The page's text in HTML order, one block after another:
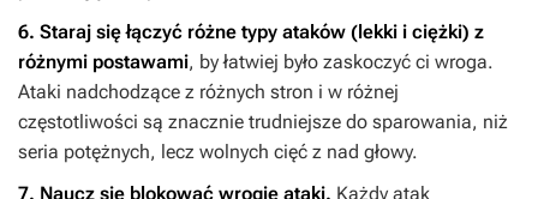
6. Staraj się łączyć różne typy ataków (lekki i ciężki) z
różnymi postawami, by łatwiej było zaskoczyć ci wroga.
Ataki nadchodzące z różnych stron i w różnej
częstotliwości są znacznie trudniejsze do sparowania, niż
seria potężnych, lecz wolnych cięć z nad głowy.
7. Naucz się blokować wrogie ataki. Każdy atak